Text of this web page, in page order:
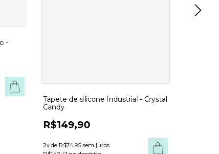
-
COMPRAR
Tapete de silicone Industrial - Crystal
Candy
R$149,90
2x de R$74,95 sem juros